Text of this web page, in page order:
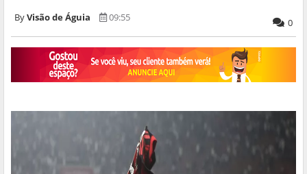
Visão de Águia 09:55 0